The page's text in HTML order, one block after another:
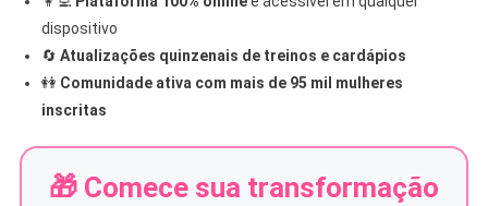
dispositivo
🔄 Atualizações quinzenais de treinos e cardápios
👭 Comunidade ativa com mais de 95 mil mulheres
inscritas
🎁 Comece sua transformação